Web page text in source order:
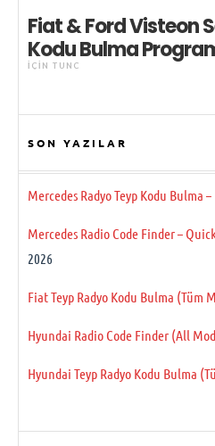
Fiat & Ford Visteon
Kodu Bulma
IÇIN TUNC
SON YAZILAR
Mercedes Radyo Teyp Kodu Bulma –
Mercedes Radio Code Finder –
2026
Fiat Teyp Radyo Kodu Bulma (Tüm
Hyundai Radio Code Finder (All
Hyundai Teyp Radyo Kodu Bulma